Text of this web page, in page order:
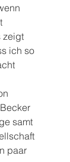
zeigt
ich so
samt
paar